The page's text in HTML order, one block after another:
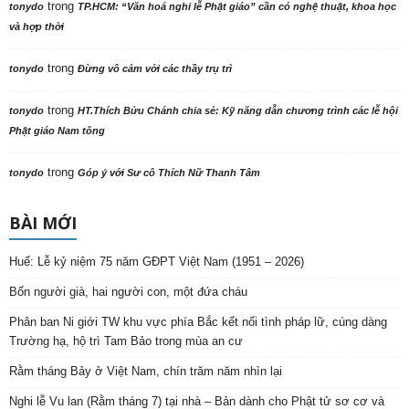
tonydo trong TP.HCM: “Văn hoá nghi lễ Phật giáo” cần có nghệ thuật, khoa học
và hợp thời
tonydo trong Đừng vô cảm với các thầy trụ trì
tonydo trong HT.Thích Bửu Chánh chia sẻ: Kỹ năng dẫn chương trình các lễ hội
Phật giáo Nam tông
tonydo trong Góp ý với Sư cô Thích Nữ Thanh Tâm
BÀI MỚI
Huế: Lễ kỷ niệm 75 năm GĐPT Việt Nam (1951 – 2026)
Bốn người già, hai người con, một đứa cháu
Phân ban Ni giới TW khu vực phía Bắc kết nối tình pháp lữ, cúng dàng
Trường hạ, hộ trì Tam Bảo trong mùa an cư
Rằm tháng Bảy ở Việt Nam, chín trăm năm nhìn lại
Nghi lễ Vu lan (Rằm tháng 7) tại nhà – Bản dành cho Phật tử sơ cơ và